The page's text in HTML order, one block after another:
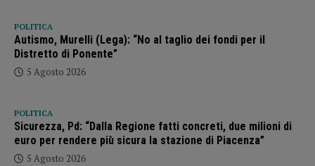
POLITICA
Autismo, Murelli (Lega): “No al taglio dei fondi per il
Distretto di Ponente”
5 Agosto 2026
POLITICA
Sicurezza, Pd: “Dalla Regione fatti concreti, due milioni di
euro per rendere più sicura la stazione di Piacenza”
5 Agosto 2026